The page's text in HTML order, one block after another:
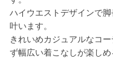
ハイウエストデザインで
叶います。
きれいめカジュアルなコ
ず幅広い着こなしが楽しめ